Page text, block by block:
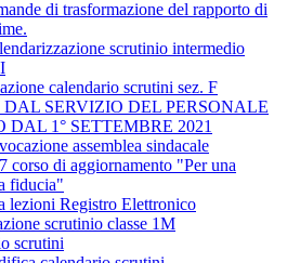
di trasformazione del rapporto di
scrutinio intermedio
calendario scrutini sez. F
SERVIZIO DEL PERSONALE
DAL 1° SETTEMBRE 2021
assemblea sindacale
corso di aggiornamento "Per una
fiducia"
lezioni Registro Elettronico
scrutinio classe 1M
scrutini